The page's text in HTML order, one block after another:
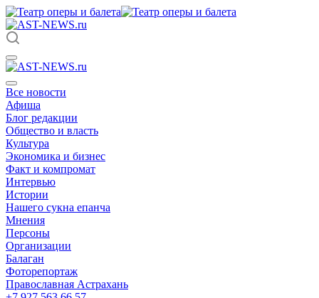
Все новости
Афиша
Блог редакции
Общество и власть
Культура
Экономика и бизнес
Факт и компромат
Интервью
Истории
Нашего сукна епанча
Мнения
Персоны
Организации
Балаган
Фоторепортаж
Православная Астрахань